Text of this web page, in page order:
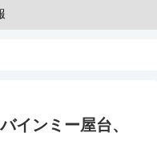
インミー屋台、